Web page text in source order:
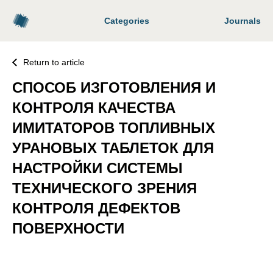
Categories Journals
Return to article
СПОСОБ ИЗГОТОВЛЕНИЯ И
КОНТРОЛЯ КАЧЕСТВА
ИМИТАТОРОВ ТОПЛИВНЫХ
УРАНОВЫХ ТАБЛЕТОК ДЛЯ
НАСТРОЙКИ СИСТЕМЫ
ТЕХНИЧЕСКОГО ЗРЕНИЯ
КОНТРОЛЯ ДЕФЕКТОВ
ПОВЕРХНОСТИ